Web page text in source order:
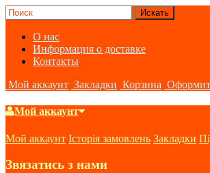
О нас
Информация о доставке
Контакты
Мой аккаунт Закладки Корзина
Мой аккаунт
Мой аккаунт Історія замовлень Закладки
Звязатись з нами